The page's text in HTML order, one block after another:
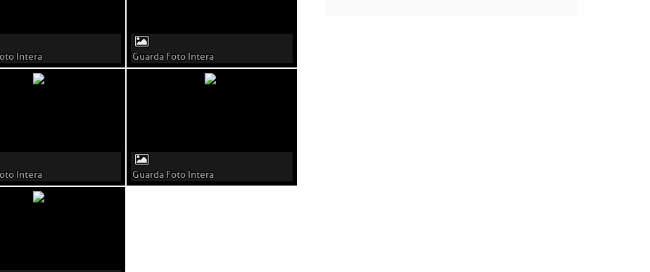
Intera Guarda Foto Intera
Intera Guarda Foto Intera